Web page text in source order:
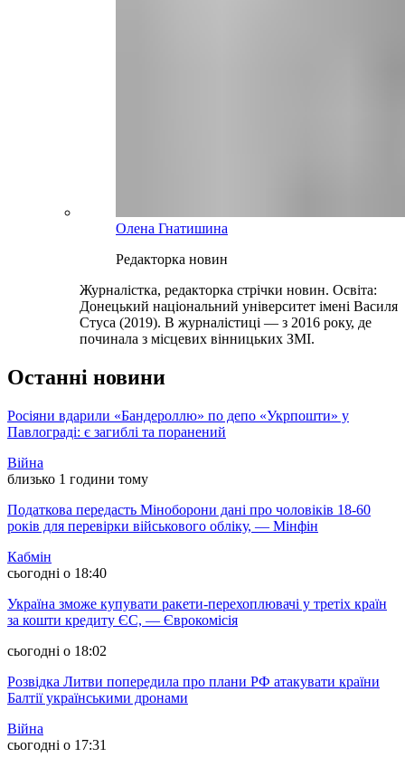
Олена Гнатишина
Редакторка новин
Журналістка, редакторка стрічки новин. Освіта:
Донецький національний університет імені Василя
Стуса (2019). В журналістиці — з 2016 року, де
починала з місцевих вінницьких ЗМІ.
Останні новини
Росіяни вдарили «Бандероллю» по депо «Укрпошти» у
Павлограді: є загиблі та поранений
Війна
близько 1 години тому
Податкова передасть Міноборони дані про чоловіків 18-60
років для перевірки військового обліку, — Мінфін
Кабмін
сьогодні о 18:40
Україна зможе купувати ракети-перехоплювачі у третіх країн
за кошти кредиту ЄС, — Єврокомісія
сьогодні о 18:02
Розвідка Литви попередила про плани РФ атакувати країни
Балтії українськими дронами
Війна
сьогодні о 17:31